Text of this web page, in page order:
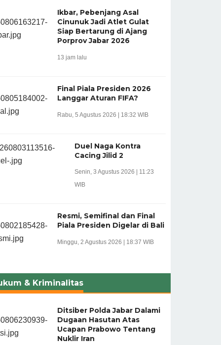
Ikbar, Pebenjang Asal
Cinunuk Jadi Atlet Gulat
Siap Bertarung di Ajang
Porprov Jabar 2026
13 jam lalu
Final Piala Presiden 2026
Langgar Aturan FIFA?
Rabu, 5 Agustus 2026 | 18:32 WIB
Duel Naga Kontra
Cacing Jilid 2
Senin, 3 Agustus 2026 | 11:23
WIB
Resmi, Semifinal dan Final
Piala Presiden Digelar di Bali
Minggu, 2 Agustus 2026 | 18:37 WIB
& Kriminalitas
Ditsiber Polda Jabar Dalami
Dugaan Hasutan Atas
Ucapan Prabowo Tentang
Nuklir Iran